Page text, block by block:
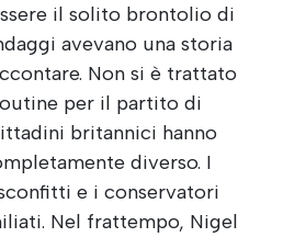
il solito brontolio di
avevano una storia
Non si è trattato
per il partito di
britannici hanno
diverso. I
e i conservatori
Nel frattempo, Nigel